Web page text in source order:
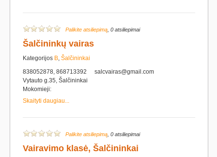
Palikite atsiliepimą , 0 atsiliepimai
Šalčininkų vairas
Kategorijos B, Šalčininkai
838052878, 868713392
salcvairas@gmail.com
Vytauto g.35, Šalčininkai
Mokomieji:
Skaityti daugiau...
Palikite atsiliepimą , 0 atsiliepimai
Vairavimo klasė, Šalčininkai